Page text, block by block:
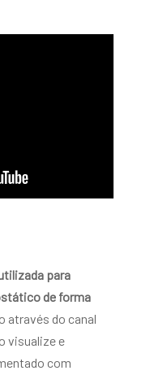
para
de forma
através do canal
visualize e
com